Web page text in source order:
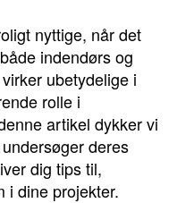
nyttige, når det
indendørs og
ubetydelige i
rolle i
artikel dykker vi
deres
dig tips til,
i dine projekter.